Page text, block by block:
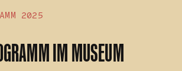
2025
IM MUSEUM